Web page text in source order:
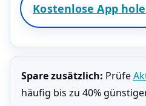
Kostenlose App
Spare zusätzlich: Prüfe
häufig bis zu 40%